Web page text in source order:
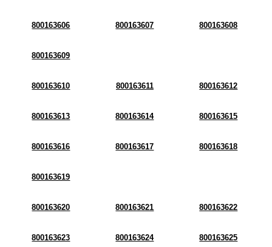
800163606 800163607 800163608
800163609
800163610 800163611 800163612
800163613 800163614 800163615
800163616 800163617 800163618
800163619
800163620 800163621 800163622
800163623 800163624 800163625